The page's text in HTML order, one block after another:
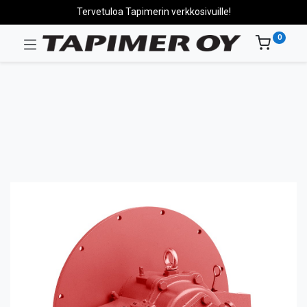
Tervetuloa Tapimerin verkkosivuille!
0